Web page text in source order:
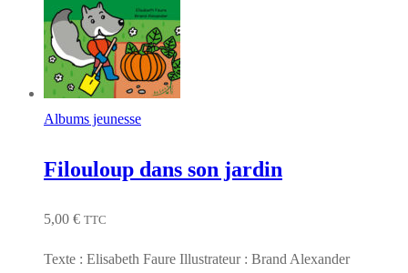
Albums jeunesse
Filouloup dans son jardin
5,00 € TTC
Texte : Elisabeth Faure Illustrateur : Brand Alexander